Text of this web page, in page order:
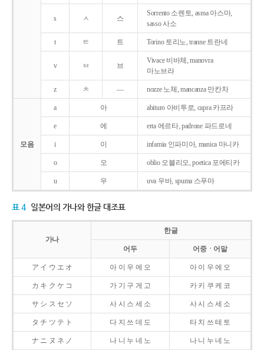
s ㅅ 스
Sorrento 소렌토, asma 아스마,
sasso 사소
t ㅌ 트 Torino 토리노, tranne 트란네
v ㅂ 브
Vivace 비바체, manovra
마노브라
z ㅊ ― nozze 노체, mancanza 만칸차
모음
a 아 abituro 아비투로, capra 카프라
e 에 erta 에르타, padrone 파드로네
i 이 infamia 인파미아, manica 마니카
o 오 oblio 오블리오, poetica 포에티카
u 우 uva 우바, spuma 스푸마
표 4 일본어의 가나와 한글 대조표
가나
한글
어두 어중ㆍ어말
ア イ ウ エ オ 아 이 우 에 오 아 이 우 에 오
カ キ ク ケ コ 가 기 구 게 고 카 키 쿠 케 코
サ シ ス セ ソ 사 시 스 세 소 사 시 스 세 소
タ チ ツ テ ト 다 지 쓰 데 도 타 치 쓰 테 토
ナ ニ ヌ ネ ノ 나 니 누 네 노 나 니 누 네 노